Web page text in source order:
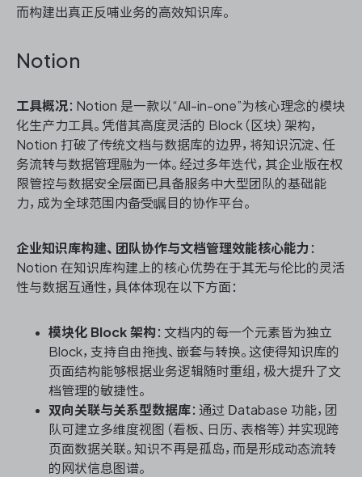
而构建出真正反哺业务的高效知识库。
Notion
工具概况：Notion 是一款以“All-in-one”为核心理念的模块
化生产力工具。凭借其高度灵活的 Block（区块）架构，
Notion 打破了传统文档与数据库的边界，将知识沉淀、任
务流转与数据管理融为一体。经过多年迭代，其企业版在权
限管控与数据安全层面已具备服务中大型团队的基础能
力，成为全球范围内备受瞩目的协作平台。
企业知识库构建、团队协作与文档管理效能核心能力 ：
Notion 在知识库构建上的核心优势在于其无与伦比的灵活
性与数据互通性，具体体现在以下方面：
模块化 Block 架构：文档内的每一个元素皆为独立
Block，支持自由拖拽、嵌套与转换。这使得知识库的
页面结构能够根据业务逻辑随时重组，极大提升了文
档管理的敏捷性。
双向关联与关系型数据库：通过 Database 功能，团
队可建立多维度视图（看板、日历、表格等）并实现跨
页面数据关联。知识不再是孤岛，而是形成动态流转
的网状信息图谱。